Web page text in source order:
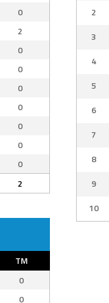
0
2
0
0
0
0
0
0
0
2
TM
0
0
2
3
4
5
6
7
8
9
10